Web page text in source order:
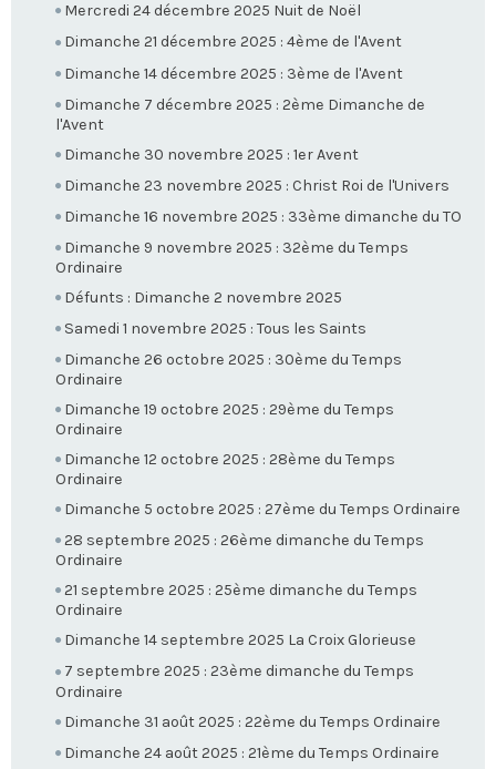
Mercredi 24 décembre 2025 Nuit de Noël
Dimanche 21 décembre 2025 : 4ème de l'Avent
Dimanche 14 décembre 2025 : 3ème de l'Avent
Dimanche 7 décembre 2025 : 2ème Dimanche de
l'Avent
Dimanche 30 novembre 2025 : 1er Avent
Dimanche 23 novembre 2025 : Christ Roi de l'Univers
Dimanche 16 novembre 2025 : 33ème dimanche du TO
Dimanche 9 novembre 2025 : 32ème du Temps
Ordinaire
Défunts : Dimanche 2 novembre 2025
Samedi 1 novembre 2025 : Tous les Saints
Dimanche 26 octobre 2025 : 30ème du Temps
Ordinaire
Dimanche 19 octobre 2025 : 29ème du Temps
Ordinaire
Dimanche 12 octobre 2025 : 28ème du Temps
Ordinaire
Dimanche 5 octobre 2025 : 27ème du Temps Ordinaire
28 septembre 2025 : 26ème dimanche du Temps
Ordinaire
21 septembre 2025 : 25ème dimanche du Temps
Ordinaire
Dimanche 14 septembre 2025 La Croix Glorieuse
7 septembre 2025 : 23ème dimanche du Temps
Ordinaire
Dimanche 31 août 2025 : 22ème du Temps Ordinaire
Dimanche 24 août 2025 : 21ème du Temps Ordinaire